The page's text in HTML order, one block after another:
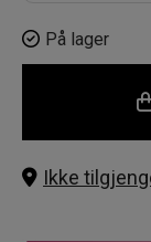
På lager
Ikke